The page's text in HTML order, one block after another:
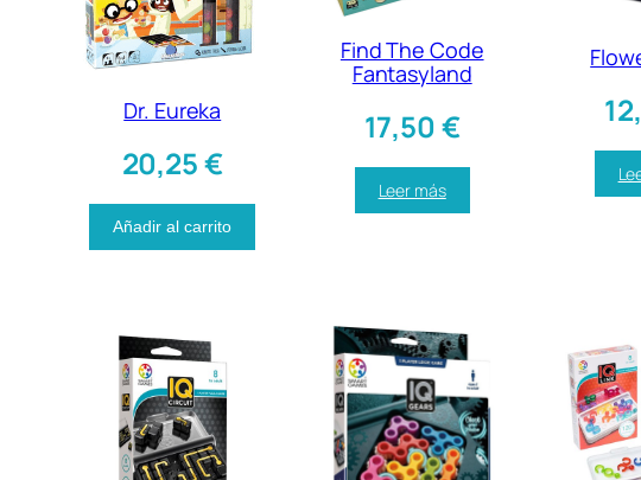
Dr. Eureka
20,25€
Añadir al carrito
Find The Code
Fantasyland
17,50€
Leer más